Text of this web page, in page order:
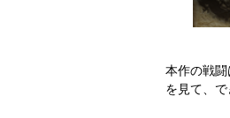
本作の戦
を見て、